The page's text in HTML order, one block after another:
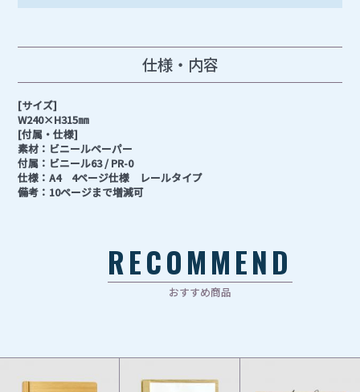
仕様・内容
[サイズ]
W240×H315㎜
[付属・仕様]
素材：ビニールペーパー
付属：ビニール63 / PR-0
仕様：A4 4ページ仕様 レールタイプ
備考：10ページまで増減可
RECOMMEND
おすすめ商品